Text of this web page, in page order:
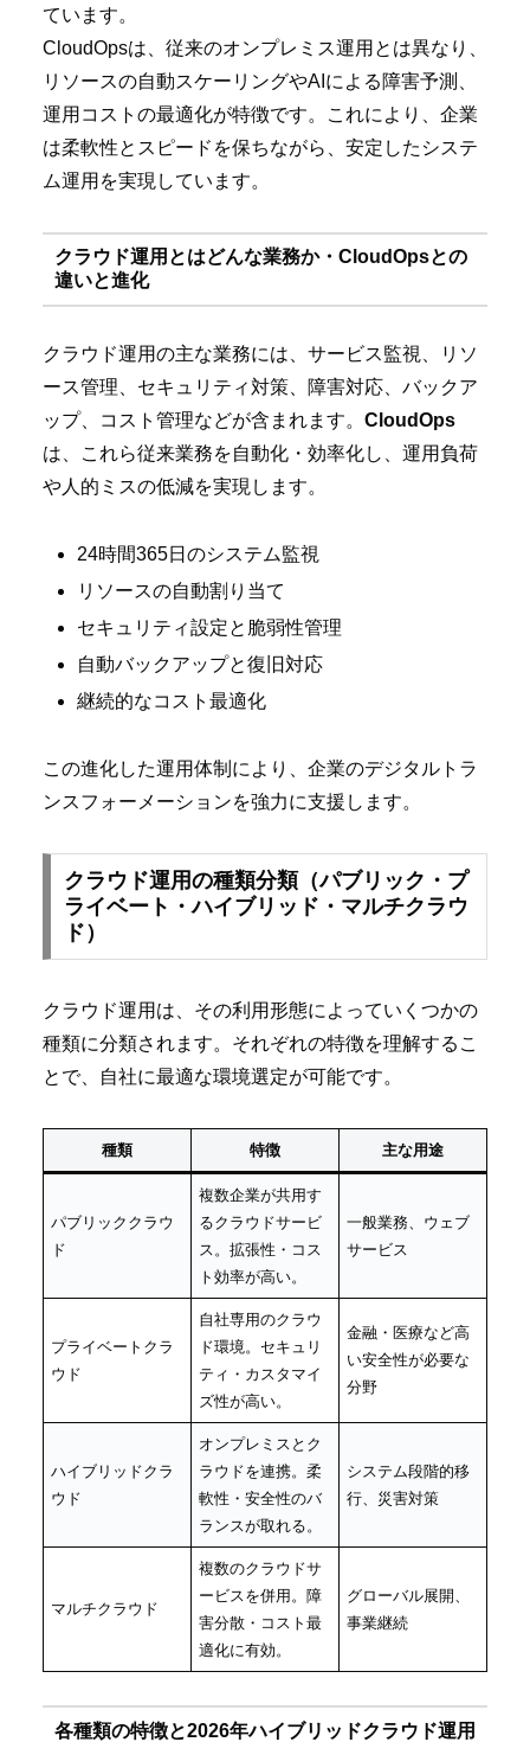
ています。
CloudOpsは、従来のオンプレミス運用とは異なり、
リソースの自動スケーリングやAIによる障害予測、
運用コストの最適化が特徴です。これにより、企業
は柔軟性とスピードを保ちながら、安定したシステ
ム運用を実現しています。
クラウド運用とはどんな業務か・CloudOpsとの
違いと進化
クラウド運用の主な業務には、サービス監視、リソ
ース管理、セキュリティ対策、障害対応、バックア
ップ、コスト管理などが含まれます。 CloudOps
は、これら従来業務を自動化・効率化し、運用負荷
や人的ミスの低減を実現します。
24時間365日のシステム監視
リソースの自動割り当て
セキュリティ設定と脆弱性管理
自動バックアップと復旧対応
継続的なコスト最適化
この進化した運用体制により、企業のデジタルトラ
ンスフォーメーションを強力に支援します。
クラウド運用の種類分類（パブリック・プ
ライベート・ハイブリッド・マルチクラウ
ド）
クラウド運用は、その利用形態によっていくつかの
種類に分類されます。それぞれの特徴を理解するこ
とで、自社に最適な環境選定が可能です。
種類 特徴 主な用途
パブリッククラウ
ド
複数企業が共用す
るクラウドサービ
ス。拡張性・コス
ト効率が高い。
一般業務、ウェブ
サービス
プライベートクラ
ウド
自社専用のクラウ
ド環境。セキュリ
ティ・カスタマイ
ズ性が高い。
金融・医療など高
い安全性が必要な
分野
ハイブリッドクラ
ウド
オンプレミスとク
ラウドを連携。柔
軟性・安全性のバ
ランスが取れる。
システム段階的移
行、災害対策
マルチクラウド
複数のクラウドサ
ービスを併用。障
害分散・コスト最
適化に有効。
グローバル展開、
事業継続
各種類の特徴と2026年ハイブリッドクラウド運用